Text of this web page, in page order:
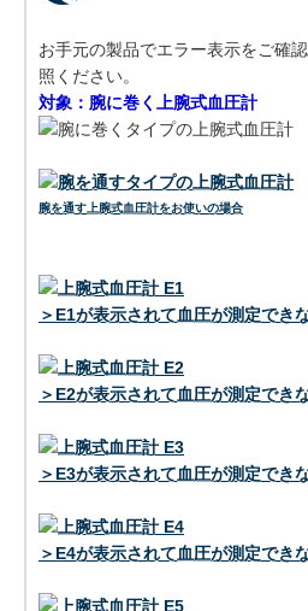
お手元の製品でエラー表示をご確
照ください。
対象：腕に巻く上腕式血圧計
腕を通す上腕式血圧計をお使いの場合
＞E1が表示されて血圧が測定でき
＞E2が表示されて血圧が測定でき
＞E3が表示されて血圧が測定でき
＞E4が表示されて血圧が測定でき